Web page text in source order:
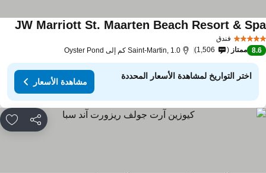
فندق
JW Marriott St. Maarten Beach Resort &
8.6 ممتاز 1,506 Saint-Martin, 1.0 كم إلى Oyster Pond
اختر التواريخ لمشاهدة الأسعار المحددة
مشاهدة الأسعار
مشاركة